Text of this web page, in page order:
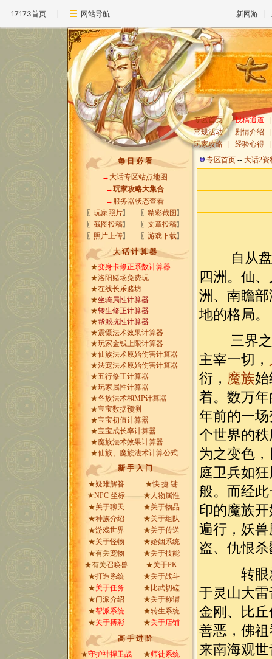
17173首页 网站导航 新网游
专区首页 投稿通道
常规活动
剧情介绍
玩家攻略
经验心得
每 日 必 看
→ 大话专区站点地图
→玩家攻略大集合
→ 服务器状态查看
〖 玩家照片〗 〖 精彩截图 〗
〖 截图投稿〗 〖 文章投稿〗
〖 照片上传〗 〖 游戏下载〗
大 话 计 算 器
★变身卡修正系数计算器
★洛阳赌场免费玩
★在线长乐赌坊
★坐骑属性计算器
★转生修正计算器
★帮派抗性计算器
★震慑法术效果计算器
★玩家金钱上限计算器
★仙族法术原始伤害计算器
★法宠法术原始伤害计算器
★五行修正计算器
★玩家属性计算器
★各族法术和MP计算器
★宝宝数据预测
★宝宝初值计算器
★宝宝成长率计算器
★魔族法术效果计算器
★仙族、魔族法术计算公式
新 手 入 门
★疑难解答 ★快 捷 键
★NPC 坐标 ★ 人物属性
★关于聊天 ★关于物品
★种族介绍 ★关于组队
★游戏世界 ★关于传送
★关于怪物 ★婚姻系统
★有关宠物 ★关于技能
★有关召唤兽 ★关于PK
★打造系统 ★关于战斗
★关于任务 ★ 比武切磋
★门派介绍 ★关于称谓
★帮派系统 ★转生系统
★关于搏彩 ★关于店铺
高 手 进 阶
★守护神捍卫战 ★师徒系统
专区首页 -- 大话2资
自从盘古
四洲。仙
洲、南瞻
地的格局。
三界之
主宰一切，
衍， 魔族
着。数万
年前的一
个世界的
为之变色
庭卫兵如
般。而经
印的魔族
遍行，妖
盗、仇恨
转眼就
于灵山大
金刚、比
善恶，佛
来南海观